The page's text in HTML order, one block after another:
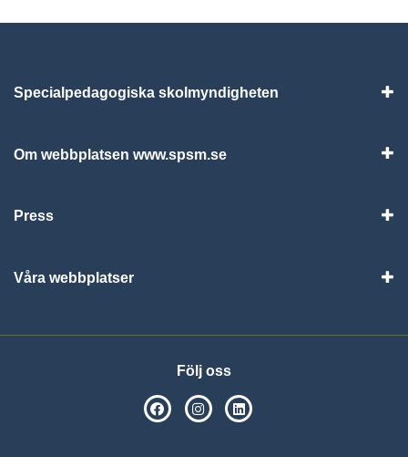
Specialpedagogiska skolmyndigheten
Om webbplatsen www.spsm.se
Press
Våra webbplatser
Följ oss
SPSM på Facebook
SPSM på Instagram